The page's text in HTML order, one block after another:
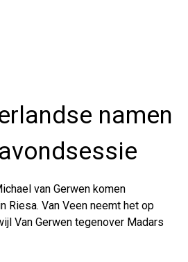
namen
van Gerwen komen
Riesa. Van Veen neemt het op
Van Gerwen tegenover Madars